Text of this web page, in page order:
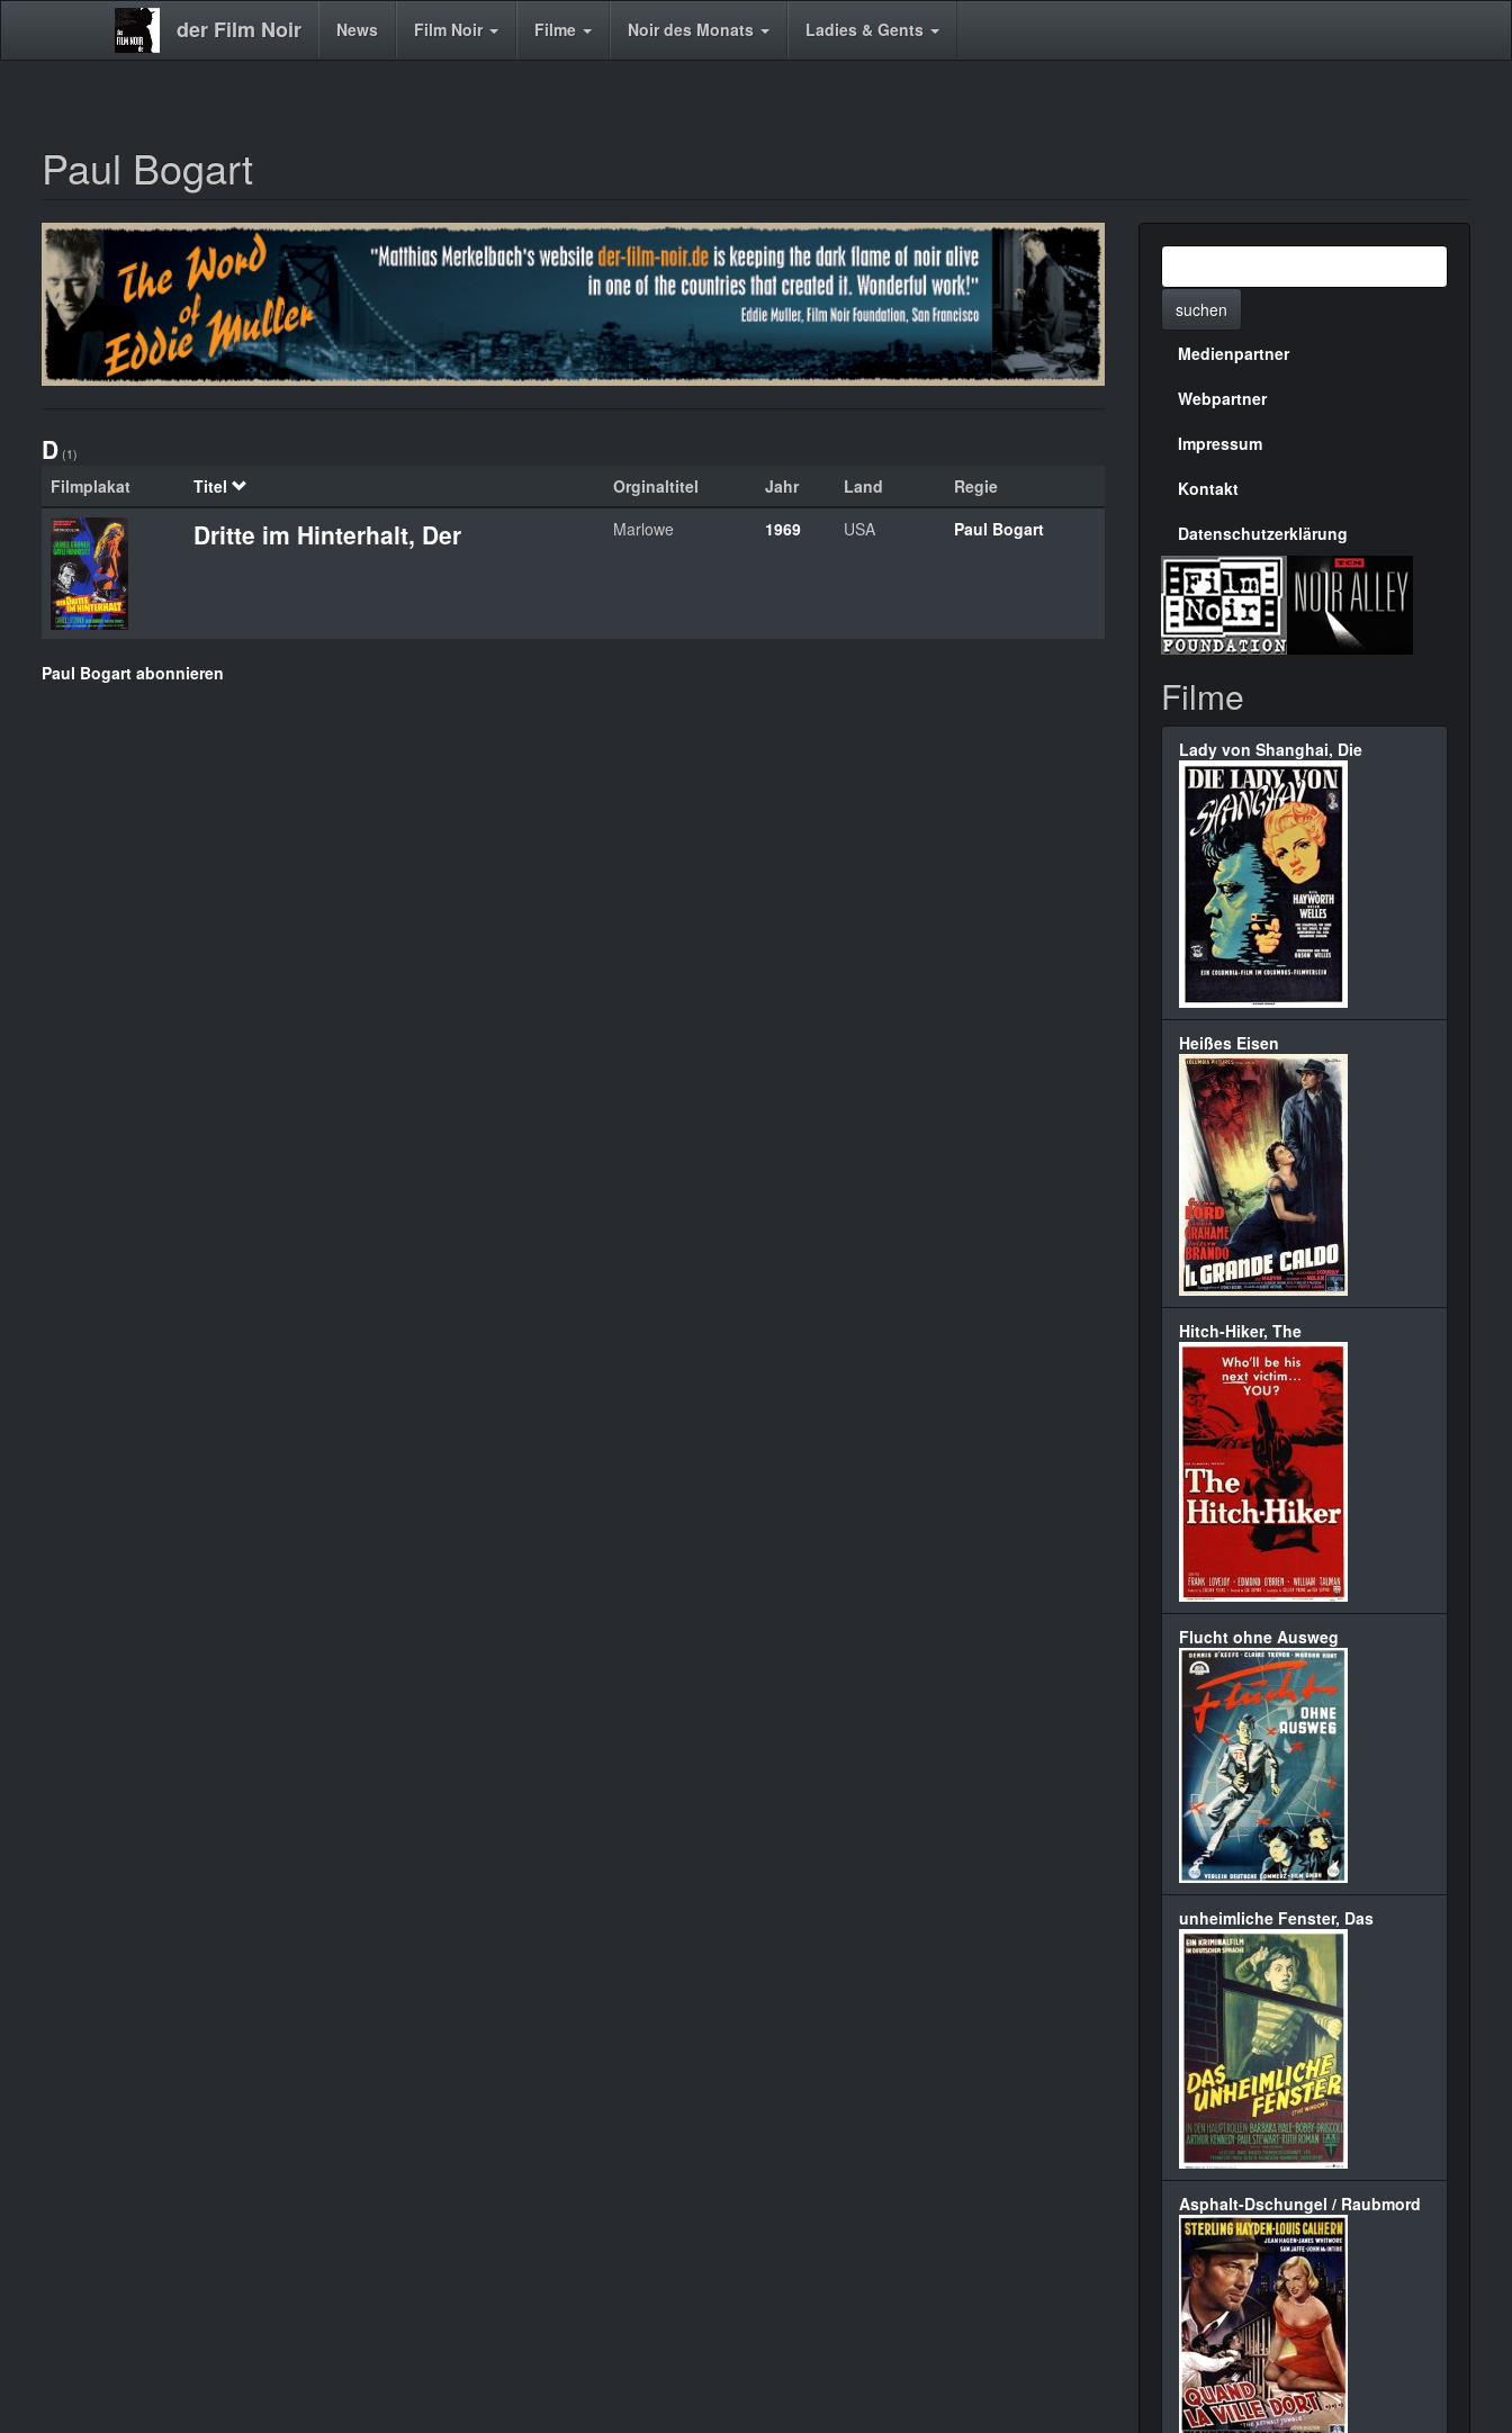
der Film Noir
Main News Film Noir Filme Noir des Monats Ladies & Gents
Paul Bogart
D (1)
Filmplakat Titel Orginaltitel Jahr Land Regie
Dritte im Hinterhalt, Der Marlowe 1969 USA Paul Bogart
Paul Bogart abonnieren
suchen
Menülinks
rechte
Seite
Medienpartner
Webpartner
Impressum
Kontakt
Datenschutzerklärung
Filme
Lady von Shanghai, Die
Heißes Eisen
Hitch-Hiker, The
Flucht ohne Ausweg
unheimliche Fenster, Das
Asphalt-Dschungel / Raubmord